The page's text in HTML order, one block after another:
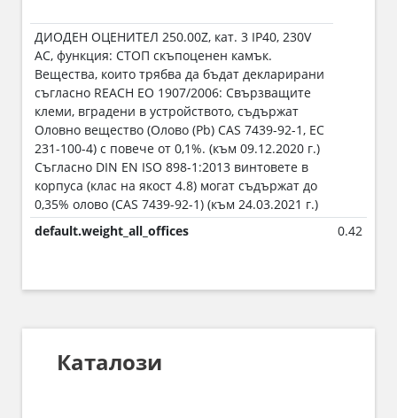
ДИОДЕН ОЦЕНИТЕЛ 250.00Z, кат. 3 IP40, 230V
AC, функция: СТОП скъпоценен камък.
Вещества, които трябва да бъдат декларирани
съгласно REACH ЕО 1907/2006: Свързващите
клеми, вградени в устройството, съдържат
Оловно вещество (Олово (Pb) CAS 7439-92-1, EC
231-100-4) с повече от 0,1%. (към 09.12.2020 г.)
Съгласно DIN EN ISO 898-1:2013 винтовете в
корпуса (клас на якост 4.8) могат съдържат до
0,35% олово (CAS 7439-92-1) (към 24.03.2021 г.)
default.weight_all_offices
0.42
Каталози